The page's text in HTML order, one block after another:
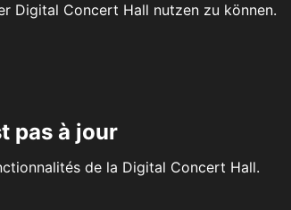
Digital Concert Hall nutzen zu können.
pas à jour
de la Digital Concert Hall.